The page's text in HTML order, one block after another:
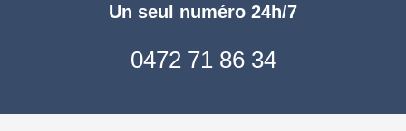
Un seul numéro 24h/7
0472 71 86 34